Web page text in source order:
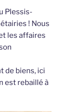
Plessis-
! Nous
les affaires
de biens, ici
est rebaillé à